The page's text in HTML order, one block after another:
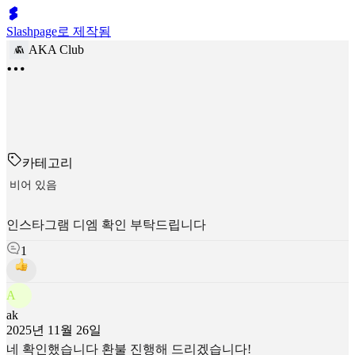
Slashpage로 제작됨
AKA Club
카테고리
비어 있음
인스타그램 디엠 확인 부탁드립니다
1
A
ak
2025년 11월 26일
네 확인했습니다 환불 진행해 드리겠습니다!